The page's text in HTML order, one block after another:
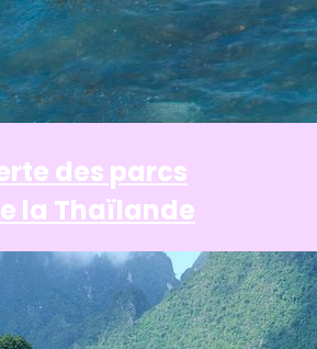
des parcs
la Thaïlande